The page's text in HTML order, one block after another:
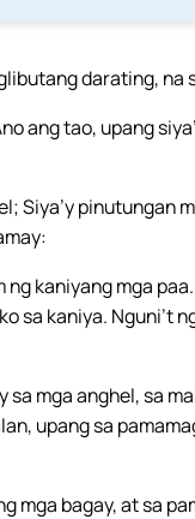
darating, na
ang tao, upang
Siya’y pinutungan
kaniyang mga
sa kaniya. Nguni’t
mga anghel, sa
upang sa
mga bagay, at sa